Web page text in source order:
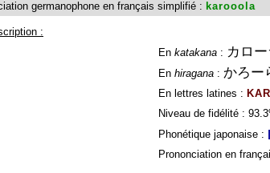
germanophone en français simplifié : karooola
:
En katakana: カロー
En hiragana: かろー
En lettres latines :
Niveau de fidélité : 93.3
Phonétique japonaise :
Prononciation en